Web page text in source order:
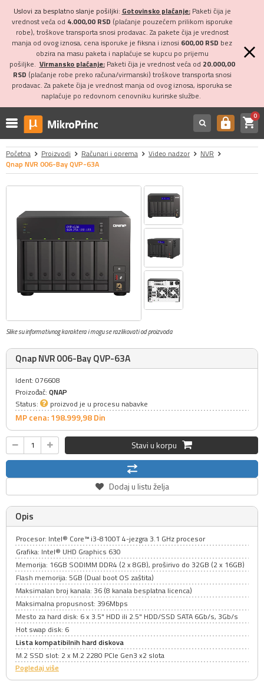
Uslovi za besplatno slanje pošiljki: Gotovinsko plaćanje:Paketi čija je
vrednost veća od 4.000,00 RSD (plaćanje pouzećem prilikom isporuke
robe), troškove transporta snosi prodavac. Za pakete čija je vrednost
manja od ovog iznosa, cena isporuke je fiksna i iznosi 600,00 RSD bez
obzira na masu paketa i naplaćuje se kupcu po prijemu
pošiljke. Virmansko plaćanje:Paketi čija je vrednost veća od 20.000,00
RSD (plaćanje robe preko računa/virmanski) troškove transporta snosi
prodavac. Za pakete čija je vrednost manja od ovog iznosa, isporuka se
naplaćuje po redovnom cenovniku kurirske službe.
https shopping_cart0
Početna Proizvodi Računari i oprema Video nadzor
NVR
Qnap NVR 006-Bay QVP-63A
Slike su informativnog karaktera i mogu se razlikovati od proizvoda
Qnap NVR 006-Bay QVP-63A
Ident: 076608
Proizođač: QNAP
Status:
proizvod je u procesu nabavke
MP cena: 198.999,98Din
Stavi u korpu
Dodaj u listu želja
Opis
Procesor: Intel® Core™ i3-8100T 4-jezgra 3.1 GHz procesor
Grafika: Intel® UHD Graphics 630
Memorija: 16GB SODIMM DDR4 (2 x 8GB), proširivo do 32GB (2 x 16GB)
Flash memorija: 5GB (Dual boot OS zaštita)
Maksimalan broj kanala: 36 (8 kanala besplatna licenca)
Maksimalna propusnost: 396Mbps
Mesto za hard disk: 6 x 3.5" HDD ili 2.5" HDD/SSD SATA 6Gb/s, 3Gb/s
Hot swap disk: 6
Lista kompatibilnih hard diskova
M.2 SSD slot: 2 x M.2 2280 PCIe Gen3 x2 slota
Pogledaj više